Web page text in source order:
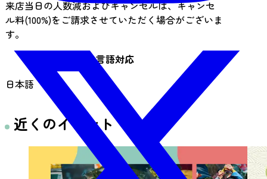
来店当日の人数減およびキャンセルは、キャンセ
ル料(100%)をご請求させていただく場合がございま
す。
言語対応
日本語
近くのイベント